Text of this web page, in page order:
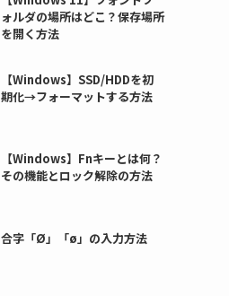
ォルダの場所はどこ？保存場所
を開く方法
【Windows】SSD/HDDを初
期化→フォーマットする方法
【Windows】Fnキーとは何？
その機能とロック解除の方法
合字「Ø」「ø」の入力方法